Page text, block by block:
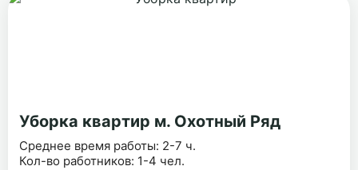
Уборка квартир м. Охотный Ряд
Среднее время работы: 2-7 ч.
Кол-во работников: 1-4 чел.